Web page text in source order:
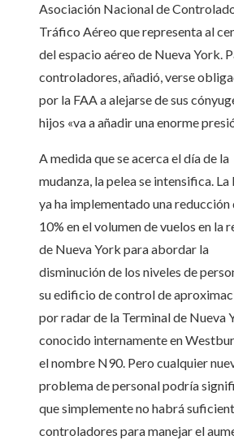
Asociación Nacional de
Tráfico Aéreo que representa al
del espacio aéreo de Nueva York.
controladores, añadió, verse
por la FAA a alejarse de sus
hijos «va a añadir una enorme
A medida que se acerca el día de la
mudanza, la pelea se intensifica. La
ya ha implementado una reducción
10% en el volumen de vuelos en la
de Nueva York para abordar la
disminución de los niveles de
su edificio de control de
por radar de la Terminal de Nueva
conocido internamente en
el nombre N90. Pero cualquier
problema de personal podría
que simplemente no habrá
controladores para manejar el